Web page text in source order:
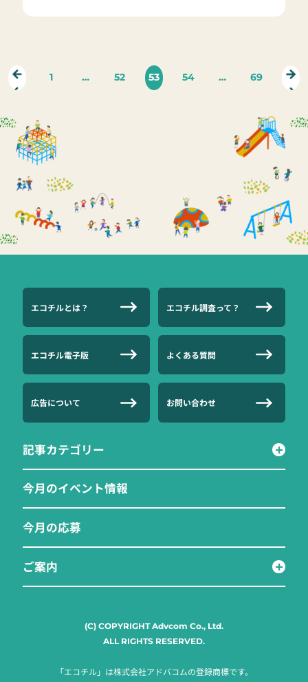
1 … 52 53 54 … 69
エコチルとは？ エコチル調査って？
エコチル電子版 よくある質問
広告について お問い合わせ
記事カテゴリー
今月のイベント情報
今月の応募
ご案内
(C) COPYRIGHT Advcom Co., Ltd.
ALL RIGHTS RESERVED.
「エコチル」は株式会社アドバコムの登録商標です。